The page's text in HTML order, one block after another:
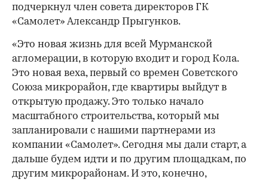
подчеркнул член совета директоров ГК
«Самолет» Александр Прыгунков.
«Это новая жизнь для всей Мурманской
агломерации, в которую входит и город Кола.
Это новая веха, первый со времен Советского
Союза микрорайон, где квартиры выйдут в
открытую продажу. Это только начало
масштабного строительства, который мы
запланировали с нашими партнерами из
компании «Самолет». Сегодня мы дали старт, а
дальше будем идти и по другим площадкам, по
другим микрорайонам. И это, конечно,